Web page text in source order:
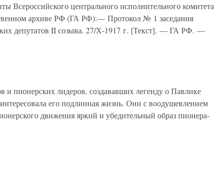
Всероссийского центрального исполнительного комитета
архиве РФ (ГА РФ):— Протокол № 1 заседания
депутатов II созыва. 27/Х-1917 г. [Текст]. — ГА РФ. —
пионерских лидеров, создававших легенду о Павлике
его подлинная жизнь. Они с воодушевлением
движения яркий и убедительный образ пионера-